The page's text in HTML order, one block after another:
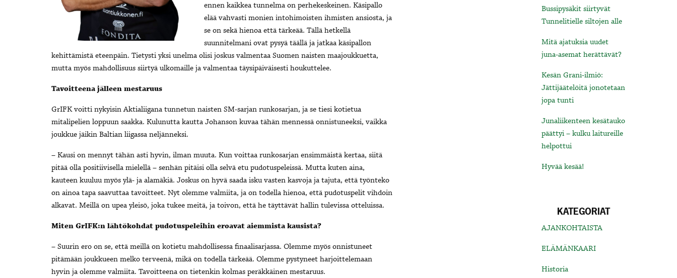
ennen kaikkea tunnelma on perhekeskeinen. Käsipallo
elää vahvasti monien intohimoisten ihmisten ansiosta, ja
se on sekä hienoa että tärkeää. Tällä hetkellä
suunnitelmani ovat pysyä täällä ja jatkaa käsipallon
kehittämistä eteenpäin. Tietysti yksi unelma olisi joskus valmentaa Suomen naisten maajoukkuetta,
mutta myös mahdollisuus siirtyä ulkomaille ja valmentaa täysipäiväisesti houkuttelee.
Tavoitteena jälleen mestaruus
GrIFK voitti nykyisin Aktialiigana tunnetun naisten SM-sarjan runkosarjan, ja se tiesi kotietua
mitalipelien loppuun saakka. Kulunutta kautta Johanson kuvaa tähän mennessä onnistuneeksi, vaikka
joukkue jäikin Baltian liigassa neljänneksi.
– Kausi on mennyt tähän asti hyvin, ilman muuta. Kun voittaa runkosarjan ensimmäistä kertaa, siitä
pitää olla positiivisella mielellä – senhän pitäisi olla selvä etu pudotuspeleissä. Mutta kuten aina,
kauteen kuuluu myös ylä- ja alamäkiä. Joskus on hyvä saada isku vasten kasvoja ja tajuta, että työnteko
on ainoa tapa saavuttaa tavoitteet. Nyt olemme valmiita, ja on todella hienoa, että pudotuspelit vihdoin
alkavat. Meillä on upea yleisö, joka tukee meitä, ja toivon, että he täyttävät hallin tulevissa otteluissa.
Miten GrIFK:n lähtökohdat pudotuspeleihin eroavat aiemmista kausista?
– Suurin ero on se, että meillä on kotietu mahdollisessa finaalisarjassa. Olemme myös onnistuneet
pitämään joukkueen melko terveenä, mikä on todella tärkeää. Olemme pystyneet harjoittelemaan
hyvin ja olemme valmiita. Tavoitteena on tietenkin kolmas peräkkäinen mestaruus.
Bussipysäkit siirtyvät
Tunnelitielle siltojen alle
Mitä ajatuksia uudet
juna-asemat herättävät?
Kesän Grani-ilmiö:
Jättijäätelöitä jonotetaan
jopa tunti
Junaliikenteen kesätauko
päättyi – kulku laitureille
helpottui
Hyvää kesää!
KATEGORIAT
AJANKOHTAISTA
ELÄMÄNKAARI
Historia